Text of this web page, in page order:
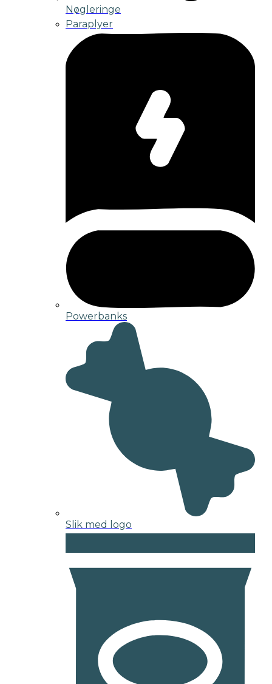
Nøgleringe
Paraplyer
Powerbanks
Slik med logo